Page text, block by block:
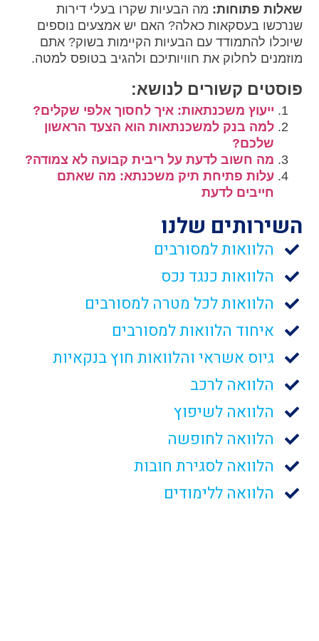
שאלות פתוחות: מה הבעיות שקרו בעלי דירות
שנרכשו בעסקאות כאלה? האם יש אמצעים נוספים
שיוכלו להתמודד עם הבעיות הקיימות בשוק? אתם
מוזמנים לחלוק את חוויותיכם ולהגיב בטופס למטה.
פוסטים קשורים לנושא:
ייעוץ משכנתאות: איך לחסוך אלפי שקלים?
למה בנק למשכנתאות הוא הצעד הראשון
שלכם?
מה חשוב לדעת על ריבית קבועה לא צמודה?
עלות פתיחת תיק משכנתא: מה שאתם
חייבים לדעת
השירותים שלנו
הלוואות למסורבים
הלוואות כנגד נכס
הלוואות לכל מטרה למסורבים
איחוד הלוואות למסורבים
גיוס אשראי והלוואות חוץ בנקאיות
הלוואה לרכב
הלוואה לשיפוץ
הלוואה לחופשה
הלוואה לסגירת חובות
הלוואה ללימודים